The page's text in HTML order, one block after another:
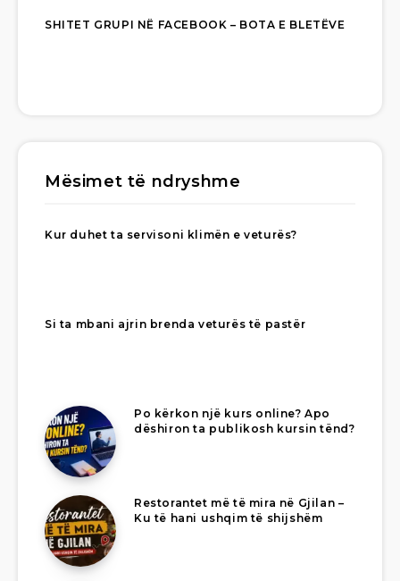
SHITET GRUPI NË FACEBOOK – BOTA E BLETËVE
Mësimet të ndryshme
Kur duhet ta servisoni klimën e veturës?
Si ta mbani ajrin brenda veturës të pastër
Po kërkon një kurs online? Apo
dëshiron ta publikosh kursin tënd?
Restorantet më të mira në Gjilan –
Ku të hani ushqim të shijshëm